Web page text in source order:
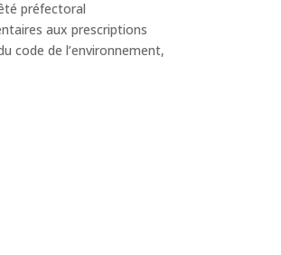
préfectoral
aux prescriptions
code de l’environnement,